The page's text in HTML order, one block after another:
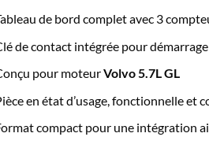
de bord complet avec 3
de contact intégrée pour
pour moteurVolvo 5.7L GL
en état d’usage, fonctionnelle et
compact pour une intégration